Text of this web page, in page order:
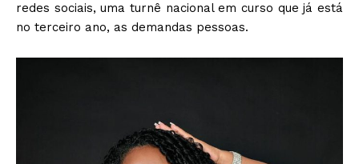
redes sociais, uma turnê nacional em curso que já está
no terceiro ano, as demandas pessoas.